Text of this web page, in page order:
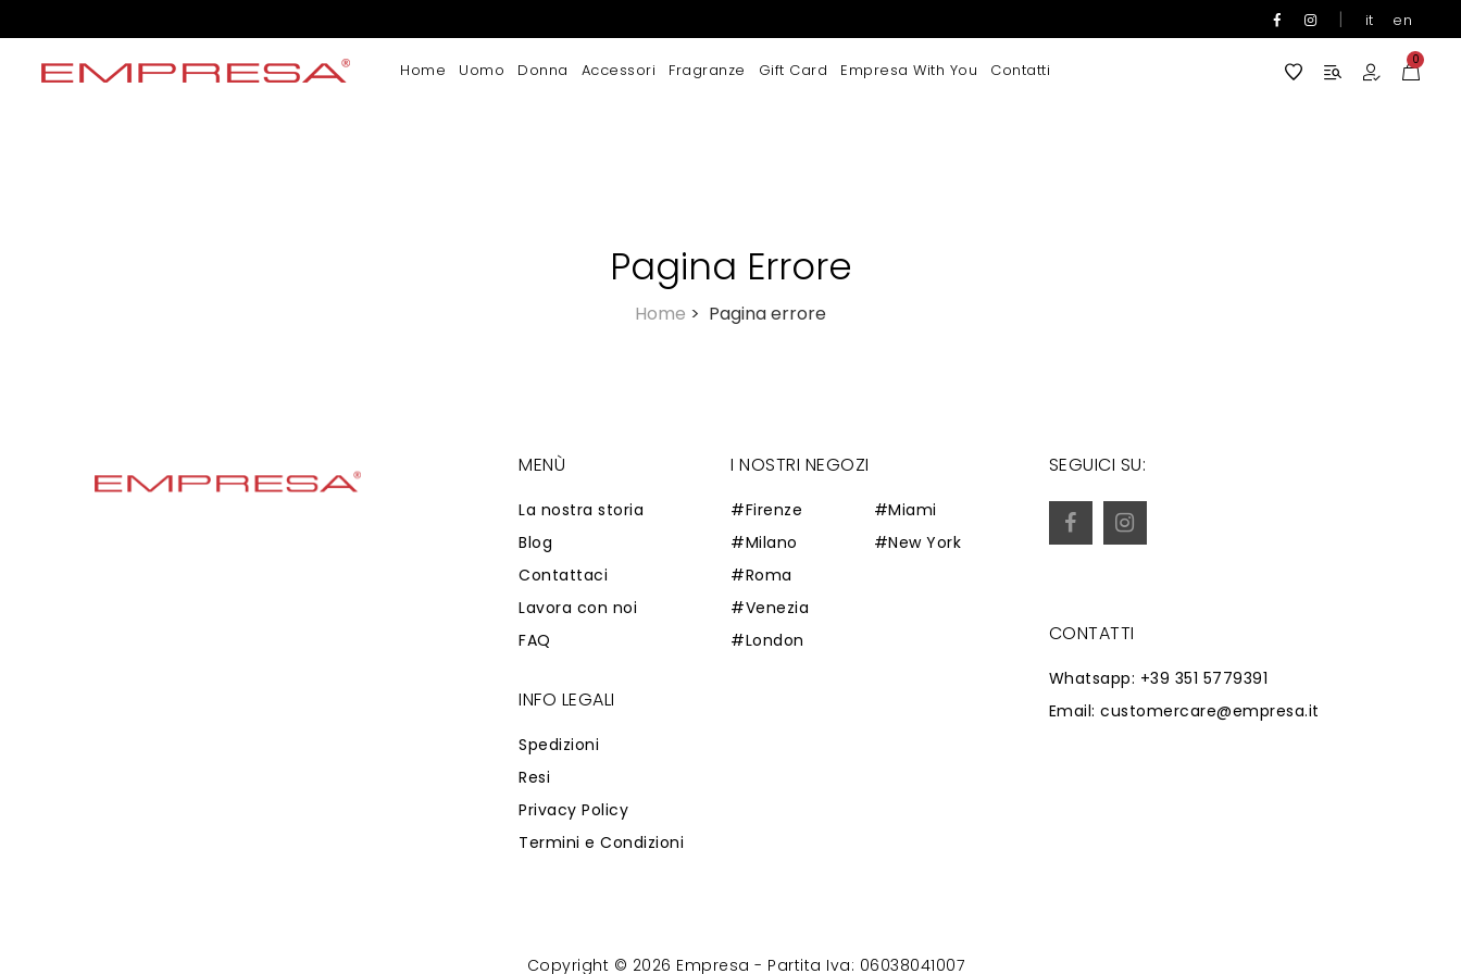
| it en
Home Uomo Donna Accessori Fragranze Gift Card Empresa With You Contatti
0
Pagina Errore
Home > Pagina errore
MENÙ
La nostra storia
Blog
Contattaci
Lavora con noi
FAQ
INFO LEGALI
Spedizioni
Resi
Privacy Policy
Termini e Condizioni
I NOSTRI NEGOZI
#Firenze
#Milano
#Roma
#Venezia
#London
#Miami
#New York
SEGUICI SU:
CONTATTI
Whatsapp: +39 351 5779391
Email: customercare@empresa.it
Copyright © 2026 Empresa - Partita Iva: 06038041007